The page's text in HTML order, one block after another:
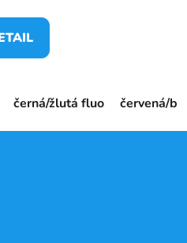
černá/žlutá fluo červená/